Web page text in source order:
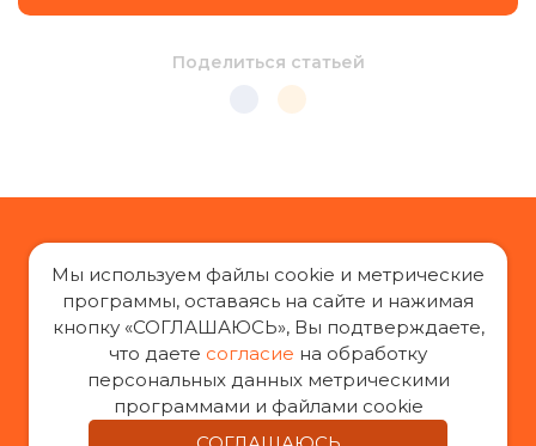
Поделиться статьей
«За права заемщиков», 2014-2026 г.
Все права защищены
При воспроизведении материалов с сайта
«За права заемщиков» гиперссылка на оригинал
Мы используем файлы cookie и метрические
программы, оставаясь на сайте и нажимая
кнопку «СОГЛАШАЮСЬ», Вы подтверждаете,
что даете согласие на обработку
персональных данных метрическими
программами и файлами cookie